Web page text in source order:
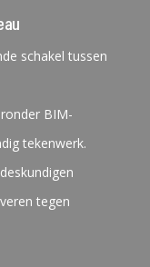
schakel tussen
BIM-
tekenwerk.
tegen